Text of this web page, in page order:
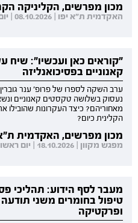
מכון מפרשים, הקליניקה
האקדמית ת"א יפו | 08.10.2026 | יום חמישי | 09:00-13:00
"קוראים כאן ועכשיו": שיח
קאנוניים בפסיכואנליזה
ערב השקה לספרו של פרופ' ענר
נעסוק בשלושה טקסטים קאנוניים
מאחוריהם? כיצד העקרונות שהובילו
הקלינית כיום?
מכון מפרשים, האקדמית
מפגש מקוון | 18.10.2026 | יום ראשון | 19:30-21:00
מעבר לסף הידוע: תהליכי
טיפול בחומרים משני
ופרקטיקה